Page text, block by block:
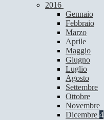
2016
Gennaio
Febbraio
Marzo
Aprile
Maggio
Giugno
Luglio
Agosto
Settembre
Ottobre
Novembre
Dicembre 4